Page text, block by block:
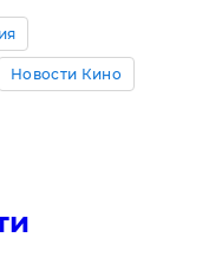
Новости Кино